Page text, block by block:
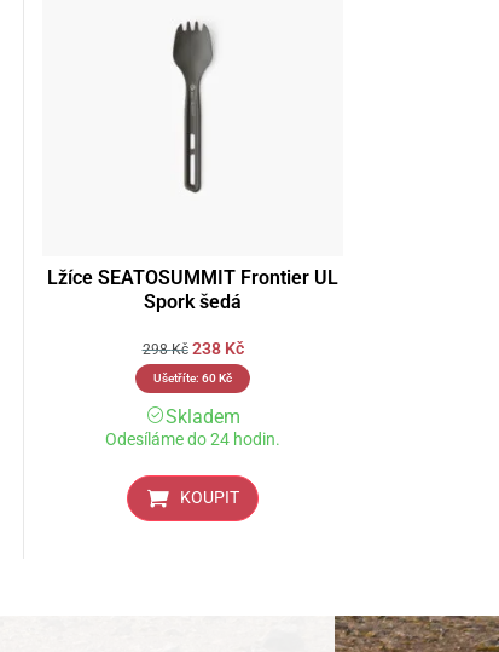
Lžíce SEATOSUMMIT Frontier UL
Spork šedá
298Kč 238 Kč
Ušetříte: 60Kč
Skladem
Odesíláme do 24 hodin.
KOUPIT